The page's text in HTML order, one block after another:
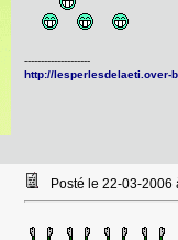
--------------------
http://lesperlesdelaeti.over-
Posté le 22-03-2006